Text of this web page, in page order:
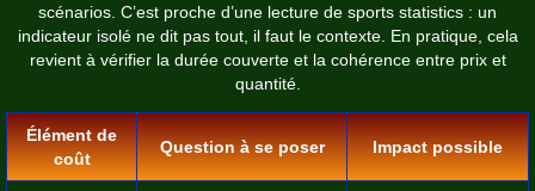
scénarios. C’est proche d’une lecture de sports statistics : un
indicateur isolé ne dit pas tout, il faut le contexte. En pratique, cela
revient à vérifier la durée couverte et la cohérence entre prix et
quantité.
Élément de
coût
Question à se poser Impact possible